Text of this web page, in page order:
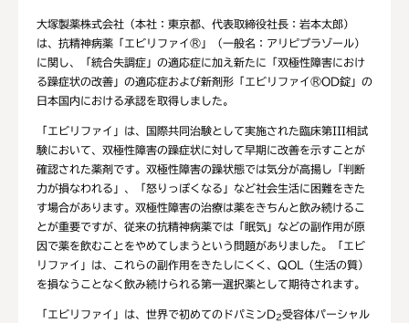
大塚製薬株式会社（本社：東京都、代表取締役社長：岩本太郎）
は、抗精神病薬「エビリファイ®」（一般名：アリピプラゾール）
に関し、「統合失調症」の適応症に加え新たに「双極性障害におけ
る躁症状の改善」の適応症および新剤形「エビリファイ®OD錠」の
日本国内における承認を取得しました。
「エビリファイ」は、国際共同治験として実施された臨床第III相試
験において、双極性障害の躁症状に対して早期に改善を示すことが
確認された薬剤です。双極性障害の躁状態では気分が高揚し「判断
力が損なわれる」、「怒りっぽくなる」など社会生活に困難をきた
す場合があります。双極性障害の治療は薬をきちんと飲み続けるこ
とが重要ですが、従来の抗精神病薬では「眠気」などの副作用が原
因で薬を飲むことをやめてしまうという問題がありました。「エビ
リファイ」は、これらの副作用をきたしにくく、QOL（生活の質）
を損なうことなく飲み続けられる第一選択薬として期待されます。
「エビリファイ」は、世界で初めてのドパミンD2受容体パーシャル